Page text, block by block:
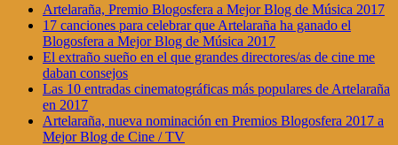
Artelaraña, Premio Blogosfera a Mejor Blog de Música 2017
17 canciones para celebrar que Artelaraña ha ganado el
Blogosfera a Mejor Blog de Música 2017
El extraño sueño en el que grandes directores/as de cine me
daban consejos
Las 10 entradas cinematográficas más populares de Artelaraña
en 2017
Artelaraña, nueva nominación en Premios Blogosfera 2017 a
Mejor Blog de Cine / TV